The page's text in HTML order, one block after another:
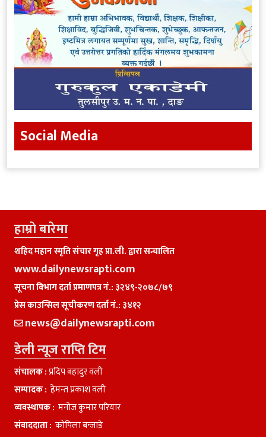
Social Media
हाम्राे बारेमा
शहिद महान स्मृति संचार गृह प्रा.ली. द्वारा सन्चालित
www.dailynewsrapti.com
सूचना विभाग दर्ता प्रमाणपत्र नं.: ३२४९-२०७८/७९
प्रेस काउन्सिल सूचीकरण दर्ता नं.: ३४१२
news@dailynewsrapti.com
डेली न्यूज राप्ति टिम
संचालक :प्रदिप बहादुर वली
सम्पादक : हेमन्त प्रकाश वली
व्यवस्थापक : मनाेज कुमार परियार
संवाददाता : काेपिला बन्जाडे